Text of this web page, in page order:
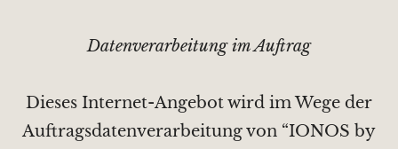
Datenverarbeitung im Auftrag
Dieses Internet-Angebot wird im Wege der
Auftragsdatenverarbeitung von “IONOS by